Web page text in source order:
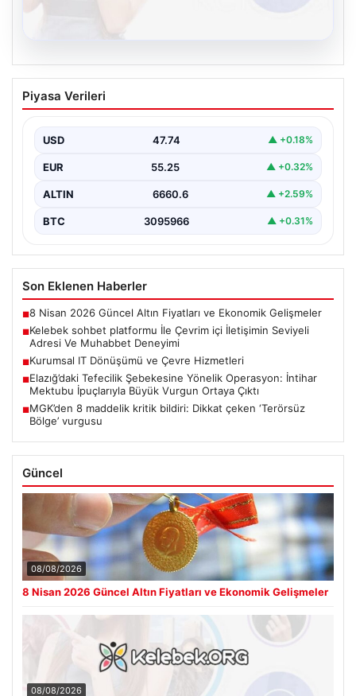
Kelebek sohbet platformu İle Çevrim içi
İletişimin Seviyeli Adresi Ve Muhabbet
İnternet ortamında insanların seviyeli bir şekilde irtibat
çeşitli…
Piyasa Verileri
USD 47.74 ▲ +0.18%
EUR 55.25 ▲ +0.32%
ALTIN 6660.6 ▲ +2.59%
BTC 3095966 ▲ +0.31%
Son Eklenen Haberler
■8 Nisan 2026 Güncel Altın Fiyatları ve Ekonomik Gelişmeler
■Kelebek sohbet platformu İle Çevrim içi İletişimin Seviyeli
Adresi Ve Muhabbet Deneyimi
■Kurumsal IT Dönüşümü ve Çevre Hizmetleri
■Elazığ’daki Tefecilik Şebekesine Yönelik Operasyon: İntihar
Mektubu İpuçlarıyla Büyük Vurgun Ortaya Çıktı
■MGK’den 8 maddelik kritik bildiri: Dikkat çeken ‘Terörsüz
Bölge’ vurgusu
Güncel
08/08/2026
8 Nisan 2026 Güncel Altın Fiyatları ve Ekonomik Gelişmeler
08/08/2026